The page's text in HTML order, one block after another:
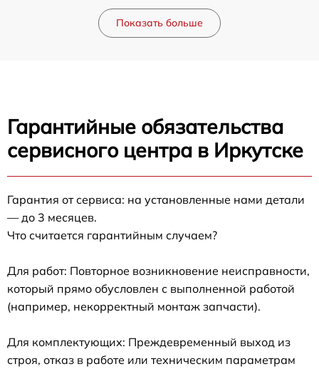
Показать больше
Гарантийные обязательства
сервисного центра в Иркутске
Гарантия от сервиса: на установленные нами детали
— до 3 месяцев.
Что считается гарантийным случаем?
Для работ: Повторное возникновение неисправности,
который прямо обусловлен с выполненной работой
(например, некорректный монтаж запчасти).
Для комплектующих: Преждевременный выход из
строя, отказ в работе или техническим параметрам